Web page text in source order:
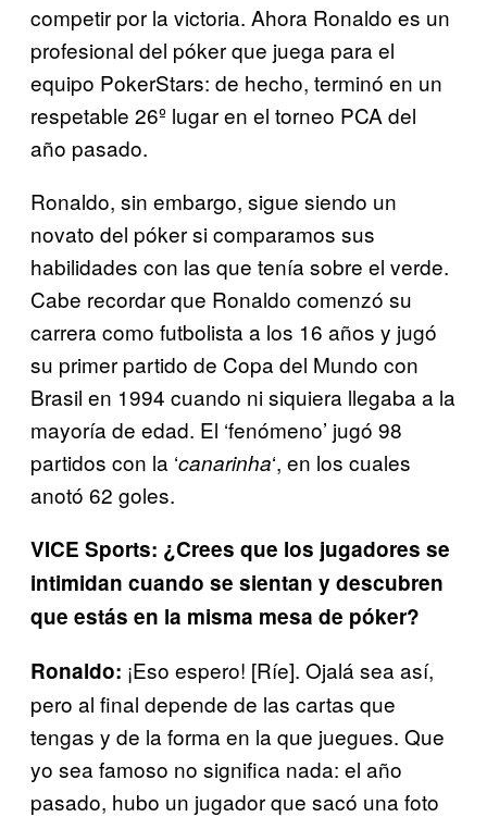
competir por la victoria. Ahora Ronaldo es un
profesional del póker que juega para el
equipo PokerStars: de hecho, terminó en un
respetable 26º lugar en el torneo PCA del
año pasado.
Ronaldo, sin embargo, sigue siendo un
novato del póker si comparamos sus
habilidades con las que tenía sobre el verde.
Cabe recordar que Ronaldo comenzó su
carrera como futbolista a los 16 años y jugó
su primer partido de Copa del Mundo con
Brasil en 1994 cuando ni siquiera llegaba a la
mayoría de edad. El ‘fenómeno’ jugó 98
partidos con la ‘canarinha‘, en los cuales
anotó 62 goles.
VICE Sports: ¿Crees que los jugadores se
intimidan cuando se sientan y descubren
que estás en la misma mesa de póker?
Ronaldo: ¡Eso espero! [Ríe]. Ojalá sea así,
pero al final depende de las cartas que
tengas y de la forma en la que juegues. Que
yo sea famoso no significa nada: el año
pasado, hubo un jugador que sacó una foto